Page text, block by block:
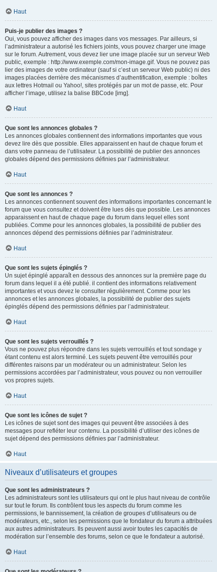
Haut
Puis-je publier des images ?
Oui, vous pouvez afficher des images dans vos messages. Par ailleurs, si
l’administrateur a autorisé les fichiers joints, vous pouvez charger une image
sur le forum. Autrement, vous devez lier une image placée sur un serveur Web
public, exemple : http://www.exemple.com/mon-image.gif. Vous ne pouvez pas
lier des images de votre ordinateur (sauf si c’est un serveur Web public) ni des
images placées derrière des mécanismes d’authentification, exemple : boîtes
aux lettres Hotmail ou Yahoo!, sites protégés par un mot de passe, etc. Pour
afficher l’image, utilisez la balise BBCode [img].
Haut
Que sont les annonces globales ?
Les annonces globales contiennent des informations importantes que vous
devez lire dès que possible. Elles apparaissent en haut de chaque forum et
dans votre panneau de l’utilisateur. La possibilité de publier des annonces
globales dépend des permissions définies par l’administrateur.
Haut
Que sont les annonces ?
Les annonces contiennent souvent des informations importantes concernant le
forum que vous consultez et doivent être lues dès que possible. Les annonces
apparaissent en haut de chaque page du forum dans lequel elles sont
publiées. Comme pour les annonces globales, la possibilité de publier des
annonces dépend des permissions définies par l’administrateur.
Haut
Que sont les sujets épinglés ?
Un sujet épinglé apparaît en dessous des annonces sur la première page du
forum dans lequel il a été publié. il contient des informations relativement
importantes et vous devez le consulter régulièrement. Comme pour les
annonces et les annonces globales, la possibilité de publier des sujets
épinglés dépend des permissions définies par l’administrateur.
Haut
Que sont les sujets verrouillés ?
Vous ne pouvez plus répondre dans les sujets verrouillés et tout sondage y
étant contenu est alors terminé. Les sujets peuvent être verrouillés pour
différentes raisons par un modérateur ou un administrateur. Selon les
permissions accordées par l’administrateur, vous pouvez ou non verrouiller
vos propres sujets.
Haut
Que sont les icônes de sujet ?
Les icônes de sujet sont des images qui peuvent être associées à des
messages pour refléter leur contenu. La possibilité d’utiliser des icônes de
sujet dépend des permissions définies par l’administrateur.
Haut
Niveaux d’utilisateurs et groupes
Que sont les administrateurs ?
Les administrateurs sont les utilisateurs qui ont le plus haut niveau de contrôle
sur tout le forum. Ils contrôlent tous les aspects du forum comme les
permissions, le bannissement, la création de groupes d’utilisateurs ou de
modérateurs, etc., selon les permissions que le fondateur du forum a attribuées
aux autres administrateurs. Ils peuvent aussi avoir toutes les capacités de
modération sur l’ensemble des forums, selon ce que le fondateur a autorisé.
Haut